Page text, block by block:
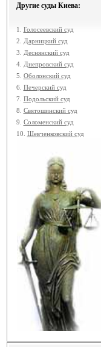
Другие суды Киева:
1. Голосеевский суд
2.
Дарницкий суд
3.
Деснянский суд
4. Днепровский суд
5. Оболонский суд
6. Печерский суд
7. Подольский суд
8. Святошинский суд
9. Соломенский суд
10. Шевченковский суд